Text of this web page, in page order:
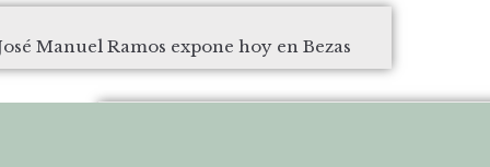
Manuel Ramos expone hoy en Bezas